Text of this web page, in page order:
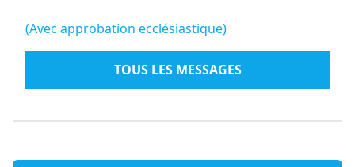
(Avec approbation ecclésiastique)
TOUS LES MESSAGES